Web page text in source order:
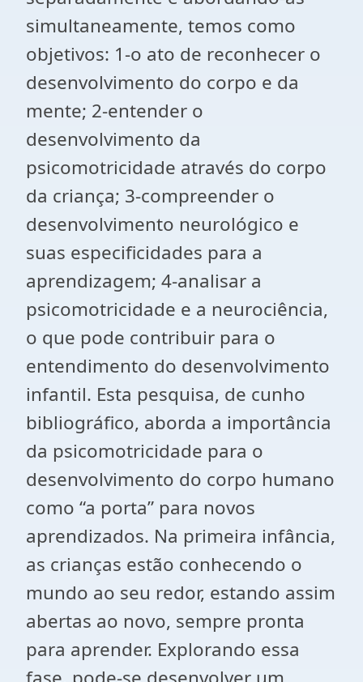
simultaneamente, temos como
objetivos: 1-o ato de reconhecer o
desenvolvimento do corpo e da
mente; 2-entender o
desenvolvimento da
psicomotricidade através do corpo
da criança; 3-compreender o
desenvolvimento neurológico e
suas especificidades para a
aprendizagem; 4-analisar a
psicomotricidade e a neurociência,
o que pode contribuir para o
entendimento do desenvolvimento
infantil. Esta pesquisa, de cunho
bibliográfico, aborda a importância
da psicomotricidade para o
desenvolvimento do corpo humano
como “a porta” para novos
aprendizados. Na primeira infância,
as crianças estão conhecendo o
mundo ao seu redor, estando assim
abertas ao novo, sempre pronta
para aprender. Explorando essa